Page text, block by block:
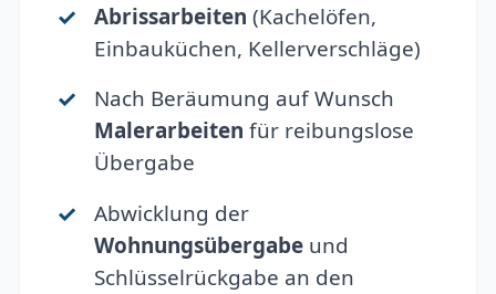
Abrissarbeiten (Kachelöfen,
Einbauküchen, Kellerverschläge)
Nach Beräumung auf Wunsch
Malerarbeiten für reibungslose
Übergabe
Abwicklung der
Wohnungsübergabeund
Schlüsselrückgabe an den